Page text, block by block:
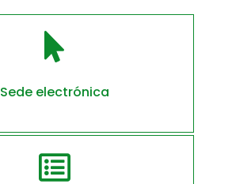

Sede electrónica
